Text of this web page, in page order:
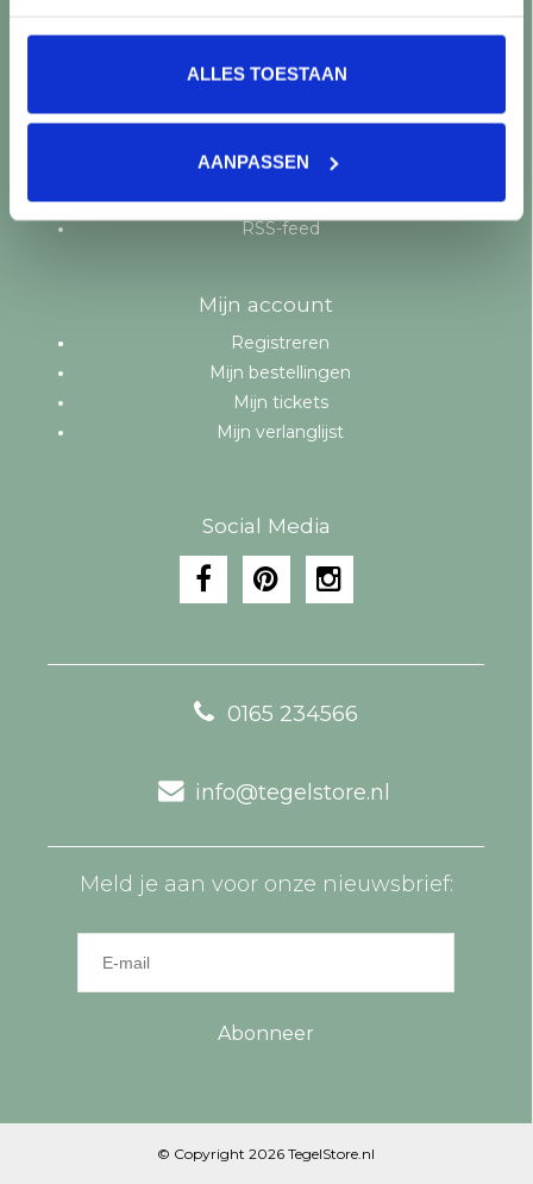
ALLES TOESTAAN
AANPASSEN
Producten
Alle producten
Nieuwe producten
Merken
Tags
RSS-feed
Mijn account
Registreren
Mijn bestellingen
Mijn tickets
Mijn verlanglijst
Social Media
0165 234566
info@tegelstore.nl
Meld je aan voor onze nieuwsbrief:
Abonneer
© Copyright 2026 TegelStore.nl